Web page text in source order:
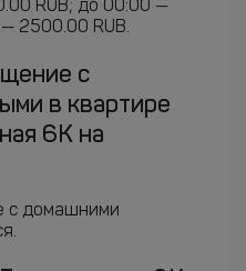
RUB; до 00:00 —
2500.00 RUB.
с
в квартире
6К на
с домашними